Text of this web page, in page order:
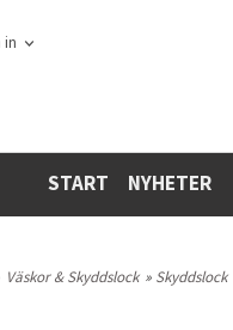
in
START NYHETER
Väskor & Skyddslock » Skyddslock